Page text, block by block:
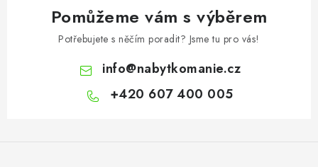
Pomůžeme vám s výběrem
Potřebujete s něčím poradit? Jsme tu pro vás!
info@nabytkomanie.cz
+420 607 400 005